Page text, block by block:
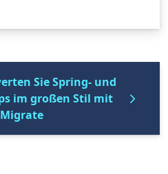
Sie Spring- und
im großen Stil mit